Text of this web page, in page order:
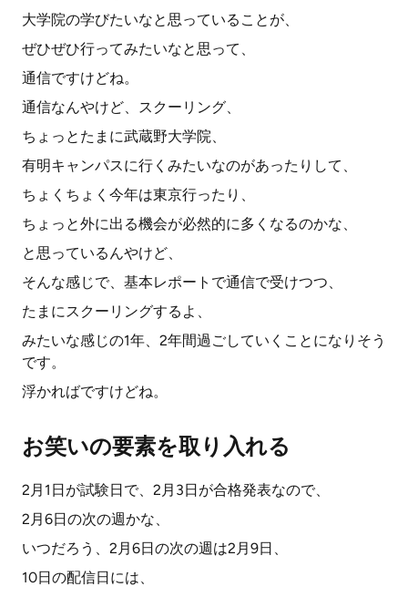
大学院の学びたいなと思っていることが、
ぜひぜひ行ってみたいなと思って、
通信ですけどね。
通信なんやけど、スクーリング、
ちょっとたまに武蔵野大学院、
有明キャンパスに行くみたいなのがあったりして、
ちょくちょく今年は東京行ったり、
ちょっと外に出る機会が必然的に多くなるのかな、
と思っているんやけど、
そんな感じで、基本レポートで通信で受けつつ、
たまにスクーリングするよ、
みたいな感じの1年、2年間過ごしていくことになりそう
です。
浮かればですけどね。
お笑いの要素を取り入れる
2月1日が試験日で、2月3日が合格発表なので、
2月6日の次の週かな、
いつだろう、2月6日の次の週は2月9日、
10日の配信日には、